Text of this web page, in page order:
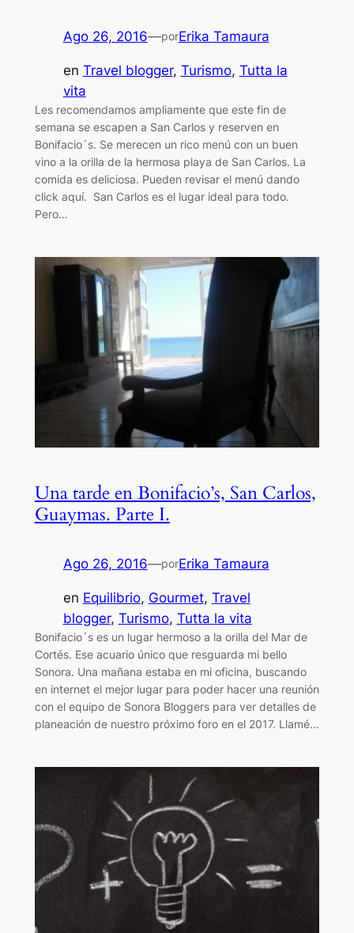
Ago 26, 2016—porErika Tamaura
en Travel blogger, Turismo, Tutta la
vita
Les recomendamos ampliamente que este fin de
semana se escapen a San Carlos y reserven en
Bonifacio´s. Se merecen un rico menú con un buen
vino a la orilla de la hermosa playa de San Carlos. La
comida es deliciosa. Pueden revisar el menú dando
click aquí. San Carlos es el lugar ideal para todo.
Pero…
Una tarde en Bonifacio’s, San Carlos,
Guaymas. Parte I.
Ago 26, 2016—porErika Tamaura
en Equilibrio, Gourmet, Travel
blogger, Turismo, Tutta la vita
Bonifacio´s es un lugar hermoso a la orilla del Mar de
Cortés. Ese acuario único que resguarda mi bello
Sonora. Una mañana estaba en mi oficina, buscando
en internet el mejor lugar para poder hacer una reunión
con el equipo de Sonora Bloggers para ver detalles de
planeación de nuestro próximo foro en el 2017. Llamé…